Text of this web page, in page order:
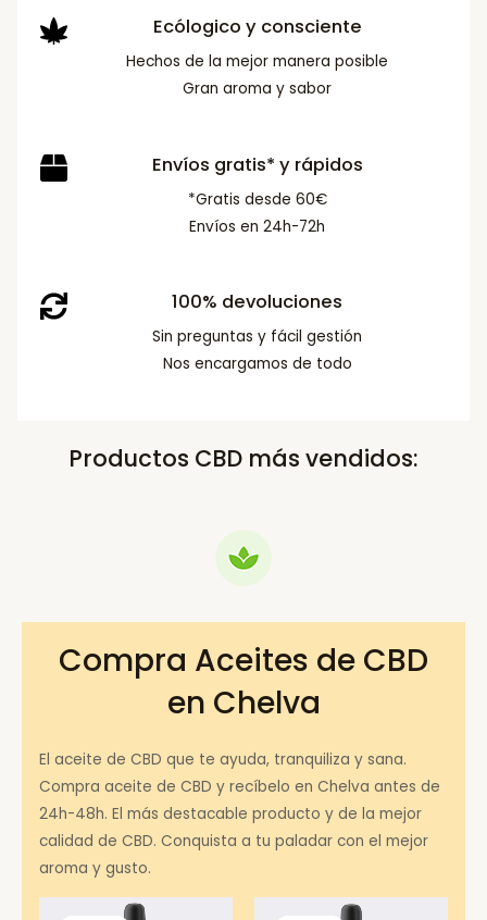
Ecólogico y consciente
Hechos de la mejor manera posible
Gran aroma y sabor
Envíos gratis* y rápidos
*Gratis desde 60€
Envíos en 24h-72h
100% devoluciones
Sin preguntas y fácil gestión
Nos encargamos de todo
Productos CBD más vendidos:
Compra Aceites de CBD
en Chelva
El aceite de CBD que te ayuda, tranquiliza y sana.
Compra aceite de CBD y recíbelo en Chelva antes de
24h-48h. El más destacable producto y de la mejor
calidad de CBD. Conquista a tu paladar con el mejor
aroma y gusto.